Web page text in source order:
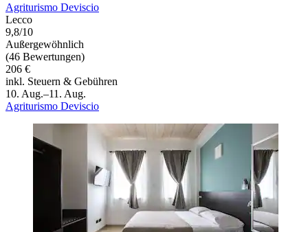
Agriturismo Deviscio
Lecco
9,8/10
Außergewöhnlich
(46 Bewertungen)
206 €
inkl. Steuern & Gebühren
10. Aug.–11. Aug.
Agriturismo Deviscio